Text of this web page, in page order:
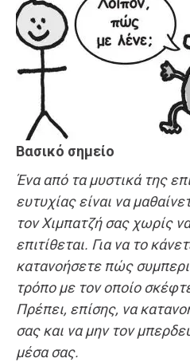
Βασικό σημείο
Ένα από τα μυστικά της
ευτυχίας είναι να
τον Χιμπατζή σας χωρίς
επιτίθεται. Για να το
κατανοήσετε πώς
τρόπο με τον οποίο
Πρέπει, επίσης, να
σας και να μην τον
μέσα σας.